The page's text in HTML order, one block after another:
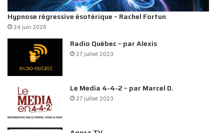
Hypnose régressive ésotérique – Rachel Fortun
24 juin 2026
Radio Québec – par Alexis
27 juillet 2023
Le Media 4-4-2 – par Marcel D.
27 juillet 2023